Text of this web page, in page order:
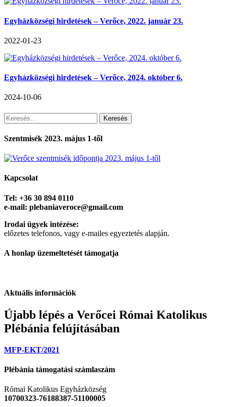
Egyházközségi hirdetések – Verőce, 2022. január 23.
2022-01-23
Egyházközségi hirdetések – Verőce, 2024. október 6.
2024-10-06
Keresés:
Szentmisék 2023. május 1-től
Kapcsolat
Tel: +36 30 894 0110
e-mail: plebaniaveroce@gmail.com
Irodai ügyek intézése:
előzetes telefonos, vagy e-mailes egyeztetés alapján.
A honlap üzemeltetését támogatja
Aktuális információk
Újabb lépés a Verőcei Római Katolikus
Plébánia felújításában
MFP-EKT/2021
Plébánia támogatási számlaszám
Római Katolikus Egyházközség
10700323-76188387-51100005